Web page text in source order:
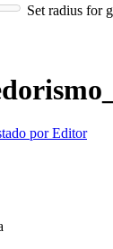
Set radius for
porEditor